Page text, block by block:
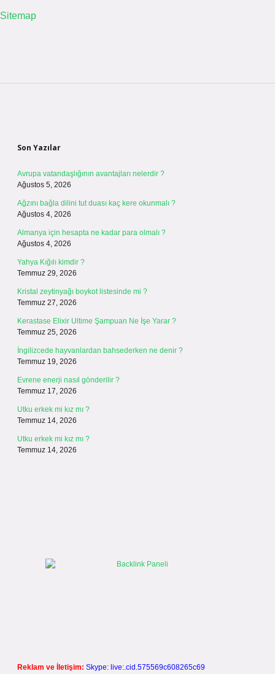
Sitemap
Son Yazılar
Avrupa vatandaşlığının avantajları nelerdir ?
Ağustos 5, 2026
Ağzını bağla dilini tut duası kaç kere okunmalı ?
Ağustos 4, 2026
Almanya için hesapta ne kadar para olmalı ?
Ağustos 4, 2026
Yahya Kığılı kimdir ?
Temmuz 29, 2026
Kristal zeytinyağı boykot listesinde mi ?
Temmuz 27, 2026
Kerastase Elixir Ultime Şampuan Ne İşe Yarar ?
Temmuz 25, 2026
İngilizcede hayvanlardan bahsederken ne denir ?
Temmuz 19, 2026
Evrene enerji nasıl gönderilir ?
Temmuz 17, 2026
Utku erkek mi kız mı ?
Temmuz 14, 2026
Utku erkek mi kız mı ?
Temmuz 14, 2026
Reklam ve İletişim: Skype: live:.cid.575569c608265c69